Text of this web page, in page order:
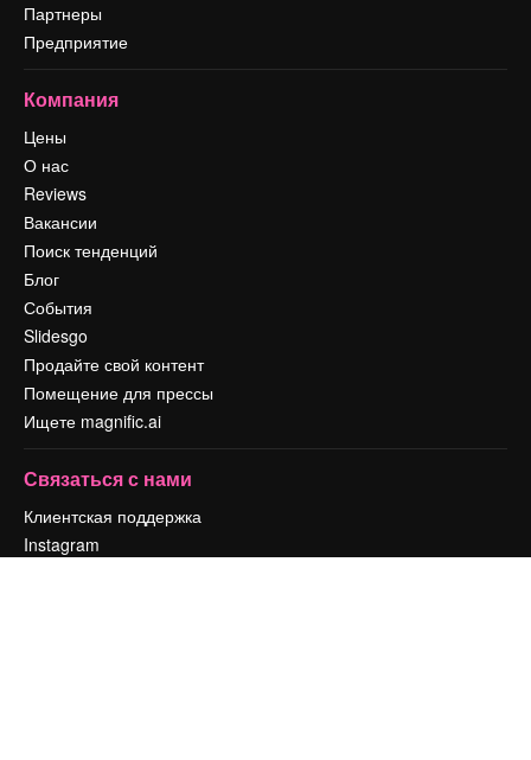
Партнеры
Предприятие
Компания
Цены
О нас
Reviews
Вакансии
Поиск тенденций
Блог
События
Slidesgo
Продайте свой контент
Помещение для прессы
Ищете magnific.ai
Связаться с нами
Клиентская поддержка
Instagram